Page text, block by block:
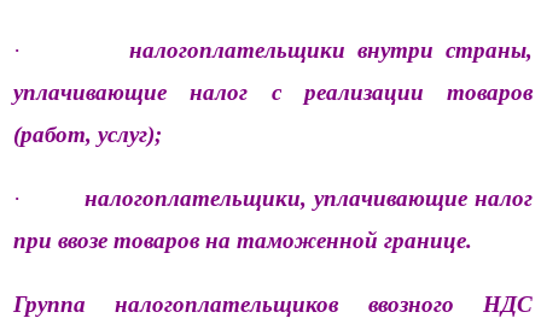
· налогоплательщики внутри страны,
уплачивающие налог с реализации товаров
(работ, услуг);
·налогоплательщики, уплачивающие налог
при ввозе товаров на таможенной границе.
Группа налогоплательщиков ввозного НДС